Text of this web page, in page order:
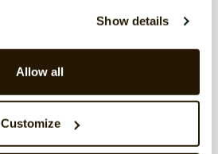
Show details
Allow all
Customize
Årets NHO-konferens ställde en
grundläggande fråga: Hur kan
värld som präglas av
handelsspänningar, geopolitisk
förändring och snabba